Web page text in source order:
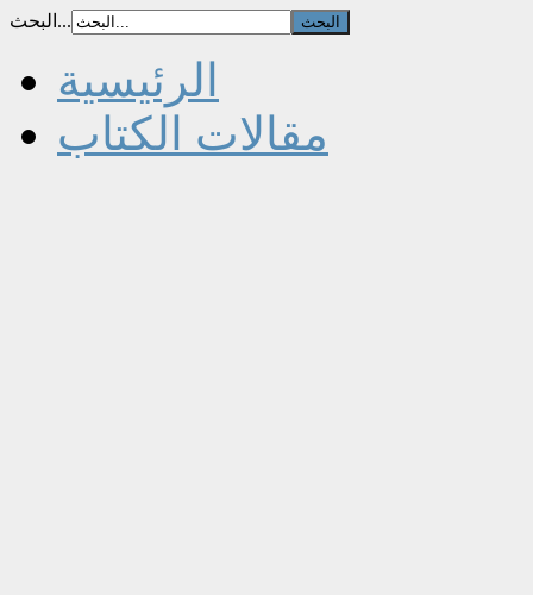
البحث...
الرئيسية
مقالات الكتاب